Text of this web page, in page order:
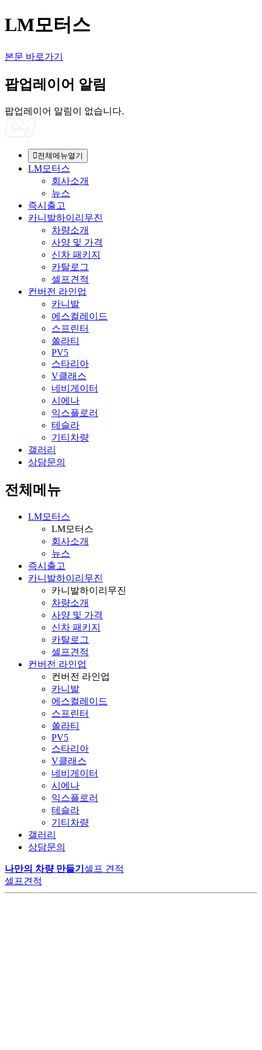
LM모터스
본문 바로가기
팝업레이어 알림
팝업레이어 알림이 없습니다.
전체메뉴열기
LM모터스
회사소개
뉴스
즉시출고
카니발하이리무진
차량소개
사양 및 가격
신차 패키지
카탈로그
셀프견적
컨버전 라인업
카니발
에스컬레이드
스프린터
쏠라티
PV5
스타리아
V클래스
네비게이터
시에나
익스플로러
테슬라
기티차량
갤러리
상담문의
전체메뉴
LM모터스
LM모터스
회사소개
뉴스
즉시출고
카니발하이리무진
카니발하이리무진
차량소개
사양 및 가격
신차 패키지
카탈로그
셀프견적
컨버전 라인업
컨버전 라인업
카니발
에스컬레이드
스프린터
쏠라티
PV5
스타리아
V클래스
네비게이터
시에나
익스플로러
테슬라
기티차량
갤러리
상담문의
나만의 차량 만들기 셀프 견적
셀프견적